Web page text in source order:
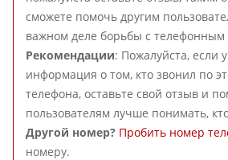
сможете помочь другим
важном деле борьбы с
Рекомендации: Пожалуйста, если
информация о том, кто звонил по
телефона, оставьте свой отзыв и
пользователям лучше понимать,
Другой номер? Пробить номер
номеру.